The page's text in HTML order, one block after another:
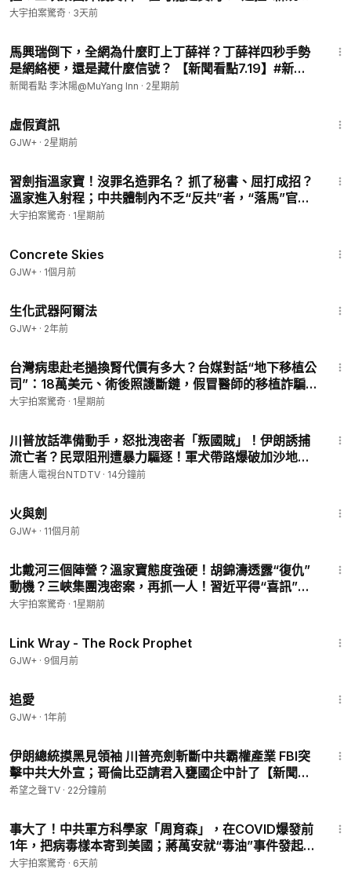
可怕之處；X上“李老師”到底長什麼樣？｜大宇拍案驚
大宇拍案驚奇 · 3天前
馬興瑞倒下，全網為什麼盯上丁薛祥？丁薛祥四秒手勢
是網絡梗，還是藏什麼信號？ 【新聞看點7.19】#新聞
看點 #李沐陽
新聞看點 李沐陽@MuYang Inn · 2星期前
虛假資訊
GJW+ · 2星期前
習劍指溫家寶！沒罪名造罪名？ 抓了秘書、屈打成招？
溫家進入射程；中共體制內不乏“反共”者，“落馬”官員
中，暗藏義士！｜大宇拍案驚奇 live！07.25.2026
大宇拍案驚奇 · 1星期前
Concrete Skies
GJW+ · 1個月前
生化武器阿爾法
GJW+ · 2年前
台灣病患赴老撾換腎代價有多大？台媒對話“地下移植公
司”：18萬美元、術後照護斷鏈，假冒醫師的移植詐騙
如何掠奪絕望者？中共軍醫竟轉戰老撾！｜大宇拍案驚
大宇拍案驚奇 · 1星期前
川普放話準備動手，怒批洩密者「叛國賊」！伊朗誘捕
流亡者？民眾阻刑遭暴力驅逐！軍犬帶路爆破加沙地
道！烏軍10度重創俄煉廠，地面戰突破！朝鮮隔42天再
人
新唐人電視台NTDTV · 14分鐘前
火與劍
GJW+ · 11個月前
北戴河三個陣營？溫家寶態度強硬！胡錦濤透露“復仇”
動機？三峽集團洩密案，再抓一人！習近平得“喜訊”：
最多可活627歲！“黃金時代”港星謝幕潮｜大宇拍案惊
大宇拍案驚奇 · 1星期前
Link Wray - The Rock Prophet
GJW+ · 9個月前
追愛
GJW+ · 1年前
伊朗總統摸黑見領袖 川普亮劍斬斷中共霸權產業 FBI突
擊中共大外宣；哥倫比亞請君入甕國企中計了【新聞速
遞】
希望之聲TV · 22分鐘前
事大了！中共軍方科學家「周育森」，在COVID爆發前
1年，把病毒樣本寄到美國；蔣萬安就“毒油”事件發起倒
閣，在台灣是問題，在中國卻是合格油？｜大宇拍案驚
大宇拍案驚奇 · 6天前